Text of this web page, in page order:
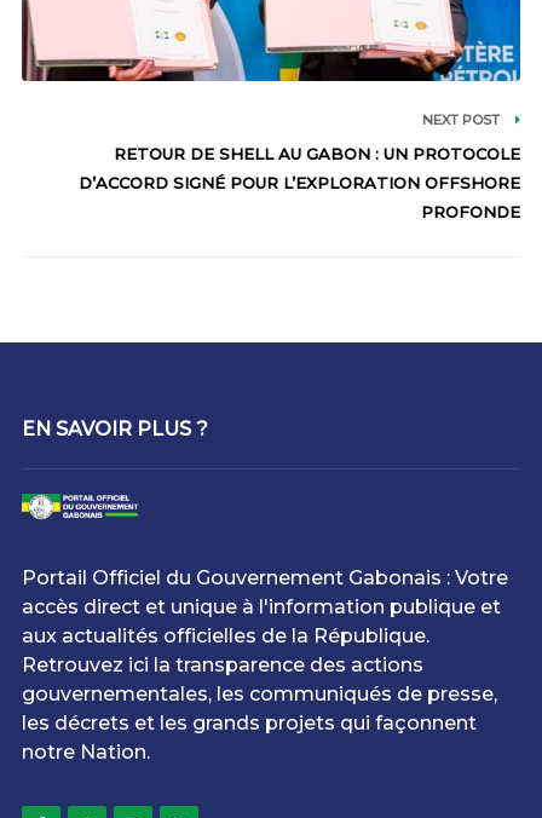
NEXT POST
RETOUR DE SHELL AU GABON : UN PROTOCOLE
D’ACCORD SIGNÉ POUR L’EXPLORATION OFFSHORE
PROFONDE
EN SAVOIR PLUS ?
Portail Officiel du Gouvernement Gabonais : Votre
accès direct et unique à l'information publique et
aux actualités officielles de la République.
Retrouvez ici la transparence des actions
gouvernementales, les communiqués de presse,
les décrets et les grands projets qui façonnent
notre Nation.